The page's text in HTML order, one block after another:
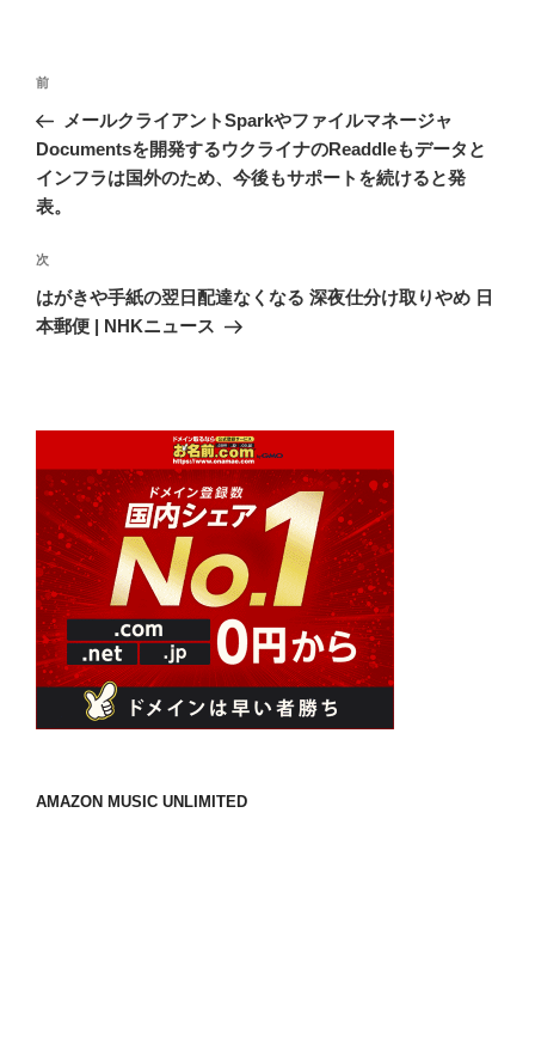
投
ナ
ビ
ゲ
シ
ョ
ン
前
の
投
稿
前
メールクライアントSparkやファイルマネージャ
Documentsを開発するウクライナのReaddleもデータと
インフラは国外のため、今後もサポートを続けると発
表。
次
の
投
次
はがきや手紙の翌日配達なくなる 深夜仕分け取りやめ 日
本郵便 | NHKニュース
AMAZON MUSIC UNLIMITED